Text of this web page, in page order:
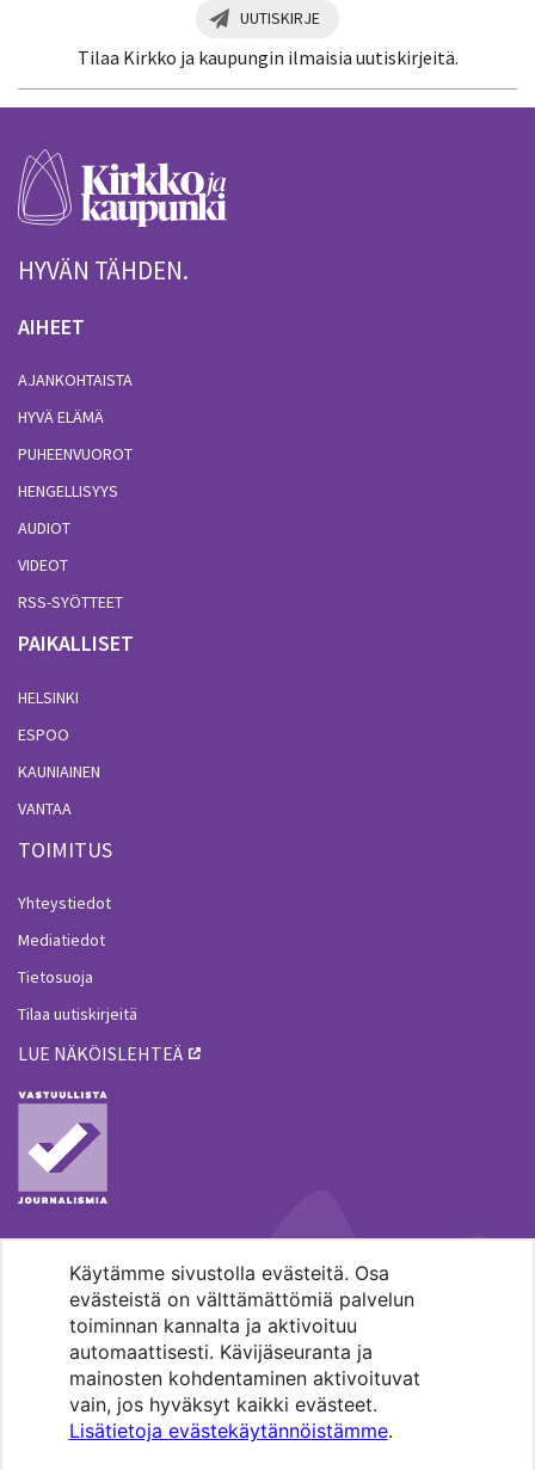
Käytämme sivustolla evästeitä. Osa
evästeistä on välttämättömiä palvelun
toiminnan kannalta ja aktivoituu
automaattisesti. Kävijäseuranta ja
mainosten kohdentaminen aktivoituvat
vain, jos hyväksyt kaikki evästeet.
Lisätietoja evästekäytännöistämme.
UUTISKIRJE
Tilaa Kirkko ja kaupungin ilmaisia uutiskirjeitä.
HYVÄN TÄHDEN.
AIHEET
AJANKOHTAISTA
HYVÄ ELÄMÄ
PUHEENVUOROT
HENGELLISYYS
AUDIOT
VIDEOT
RSS-SYÖTTEET
PAIKALLISET
HELSINKI
ESPOO
KAUNIAINEN
VANTAA
TOIMITUS
Yhteystiedot
Mediatiedot
Tietosuoja
Tilaa uutiskirjeitä
LUE NÄKÖISLEHTEÄ
MENOHAKU
Pääkaupunkiseudun evankelis-